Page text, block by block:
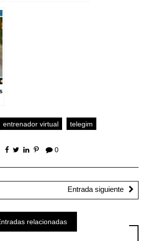
entrenador virtual telegim
0
Entrada siguiente
relacionadas